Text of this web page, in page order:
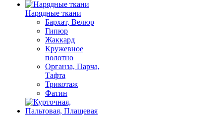
Нарядные ткани
Бархат, Велюр
Гипюр
Жаккард
Кружевное
полотно
Органза, Парча,
Тафта
Трикотаж
Фатин